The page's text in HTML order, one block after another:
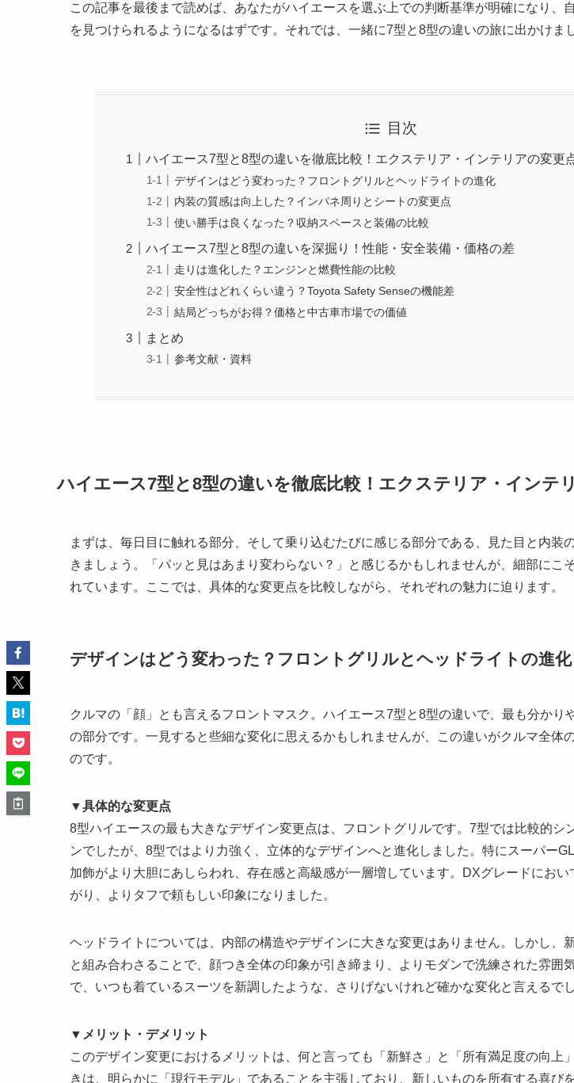
この記事を最後まで読めば、あなたがハイエースを選ぶ上での判断基準が明確になり、
を見つけられるようになるはずです。それでは、一緒に7型と8型の違いの旅に出かけま
目次
ハイエース7型と8型の違いを徹底比較！エクステリア・インテリアの変更
デザインはどう変わった？フロントグリルとヘッドライトの進化
内装の質感は向上した？インパネ周りとシートの変更点
使い勝手は良くなった？収納スペースと装備の比較
ハイエース7型と8型の違いを深掘り！性能・安全装備・価格の差
走りは進化した？エンジンと燃費性能の比較
安全性はどれくらい違う？Toyota Safety Senseの機能差
結局どっちがお得？価格と中古車市場での価値
まとめ
参考文献・資料
ハイエース7型と8型の違いを徹底比較！エクステリア・インテ
まずは、毎日目に触れる部分、そして乗り込むたびに感じる部分である、見た目と内装
きましょう。「パッと見はあまり変わらない？」と感じるかもしれませんが、細部にこ
れています。ここでは、具体的な変更点を比較しながら、それぞれの魅力に迫ります。
デザインはどう変わった？フロントグリルとヘッドライトの進化
クルマの「顔」とも言えるフロントマスク。ハイエース7型と8型の違いで、最も分かり
の部分です。一見すると些細な変化に思えるかもしれませんが、この違いがクルマ全体
のです。
▼具体的な変更点
8型ハイエースの最も大きなデザイン変更点は、フロントグリルです。7型では比較的シ
ンでしたが、8型ではより力強く、立体的なデザインへと進化しました。特にスーパー
加飾がより大胆にあしらわれ、存在感と高級感が一層増しています。DXグレードにお
がり、よりタフで頼もしい印象になりました。
ヘッドライトについては、内部の構造やデザインに大きな変更はありません。しかし、
と組み合わさることで、顔つき全体の印象が引き締まり、よりモダンで洗練された雰囲
で、いつも着ているスーツを新調したような、さりげないけれど確かな変化と言えるでし
▼メリット・デメリット
このデザイン変更におけるメリットは、何と言っても「新鮮さ」と「所有満足度の向上
きは、明らかに「現行モデル」であることを主張しており、新しいものを所有する喜び